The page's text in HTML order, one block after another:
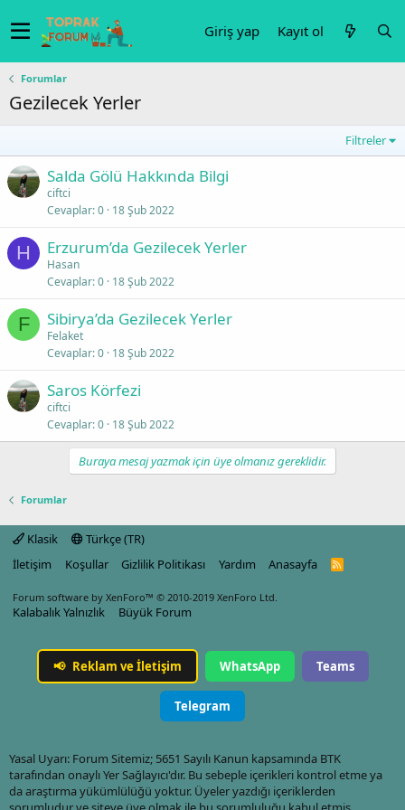
Giriş yap Kayıt ol
Forumlar
Gezilecek Yerler
Filtreler
Salda Gölü Hakkında Bilgi
ciftci
Cevaplar 0 18 Şub 2022
H Erzurum’da Gezilecek Yerler
Hasan
Cevaplar 0 18 Şub 2022
F Sibirya’da Gezilecek Yerler
Felaket
Cevaplar 0 18 Şub 2022
Saros Körfezi
ciftci
Cevaplar 0 18 Şub 2022
Buraya mesaj yazmak için üye olmanız gereklidir.
Forumlar
Klasik
Türkçe (TR)
İletişim
Koşullar Gizlilik Politikası Yardım Anasayfa
R
Forum software by XenForo™ © 2010-2019 XenForo Ltd.
Kalabalık Yalnızlık Büyük Forum
📢 Reklam ve İletişim WhatsApp Teams
Telegram
Yasal Uyarı: Forum Sitemiz; 5651 Sayılı Kanun kapsamında BTK
tarafından onaylı Yer Sağlayıcı'dır. Bu sebeple içerikleri kontrol etme ya
da araştırma yükümlülüğü yoktur. Üyeler yazdığı içeriklerden